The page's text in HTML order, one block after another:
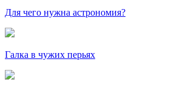
Для чего нужна астрономия?
Галка в чужих перьях